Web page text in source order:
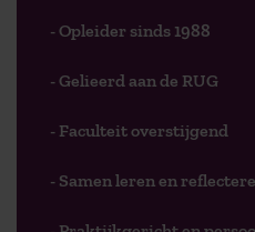
- Opleider sinds 1988
- Gelieerd aan de RUG
- Faculteit overstijgend
- Samen leren en